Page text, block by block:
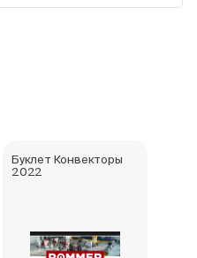
Буклет Конвекторы
2022